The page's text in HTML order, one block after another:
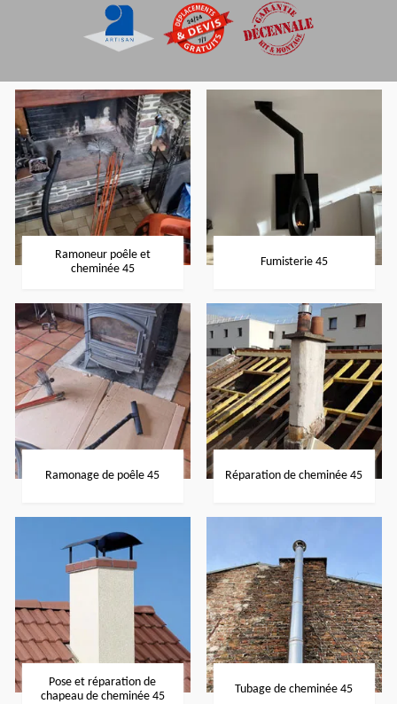
Ramoneur poêle et
cheminée 45
Fumisterie 45
Ramonage de poêle 45 Réparation de cheminée 45
Pose et réparation de
chapeau de cheminée 45
Tubage de cheminée 45